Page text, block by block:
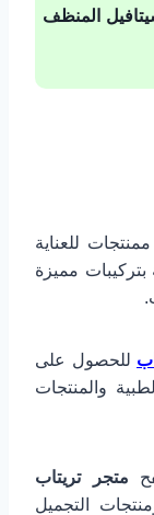
المنظف
للعناية
مميزة
للحصول على
والمنتجات
متجر تريتاب
التجميل